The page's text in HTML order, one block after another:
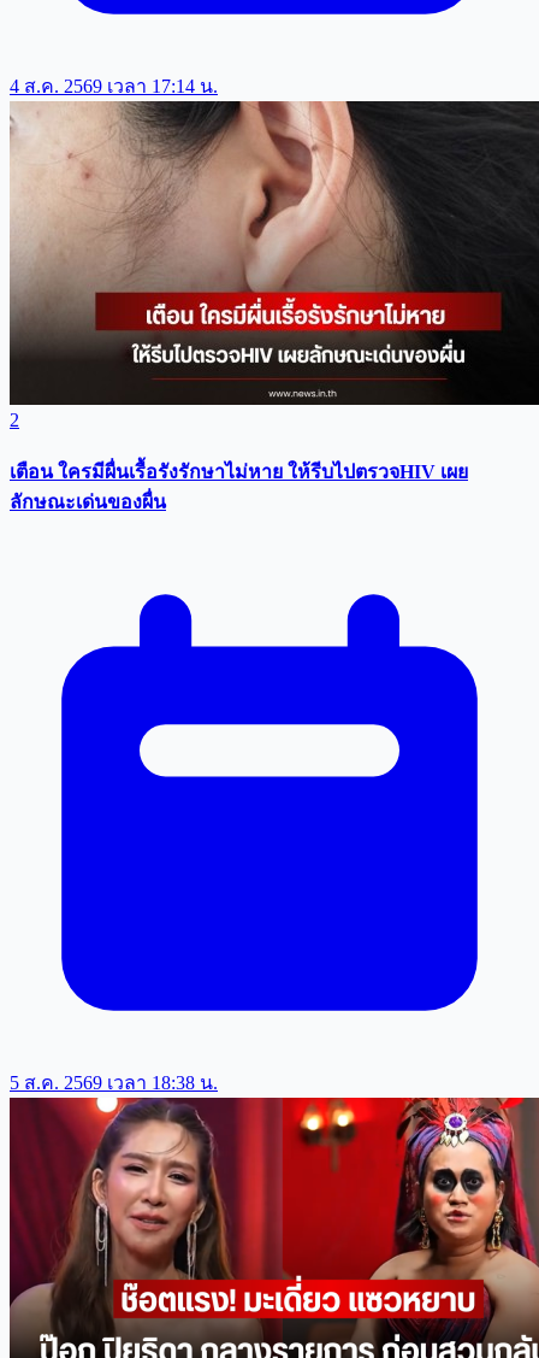
4 ส.ค. 2569 เวลา 17:14 น.
2
เตือน ใครมีผื่นเรื้อรังรักษาไม่หาย ให้รีบไปตรวจHIV เผย
ลักษณะเด่นของผื่น
5 ส.ค. 2569 เวลา 18:38 น.